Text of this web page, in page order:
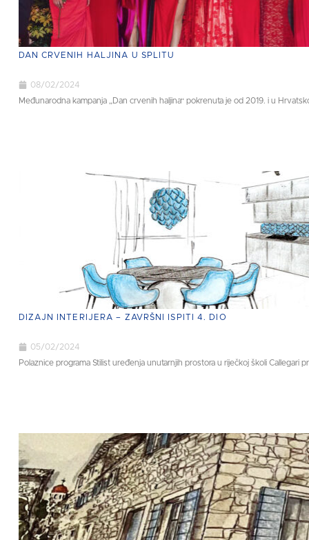
DAN CRVENIH HALJINA U SPLITU
08/02/2024
Međunarodna kampanja „Dan crvenih haljina“ pokrenuta je od 2019. i u
DIZAJN INTERIJERA – ZAVRŠNI ISPITI 4. DIO
05/02/2024
Polaznice programa Stilist uređenja unutarnjih prostora u riječkoj školi Callegari